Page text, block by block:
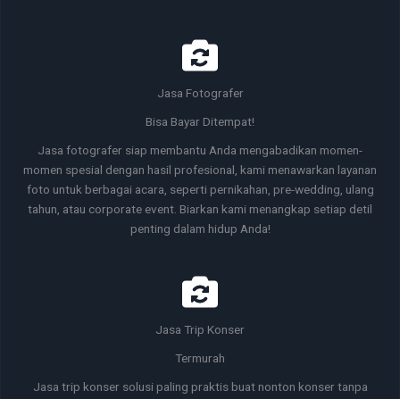
Jasa Fotografer
Bisa Bayar Ditempat!
Jasa fotografer siap membantu Anda mengabadikan momen-
momen spesial dengan hasil profesional, kami menawarkan layanan
foto untuk berbagai acara, seperti pernikahan, pre-wedding, ulang
tahun, atau corporate event. Biarkan kami menangkap setiap detil
penting dalam hidup Anda!
Jasa Trip Konser
Termurah
Jasa trip konser solusi paling praktis buat nonton konser tanpa